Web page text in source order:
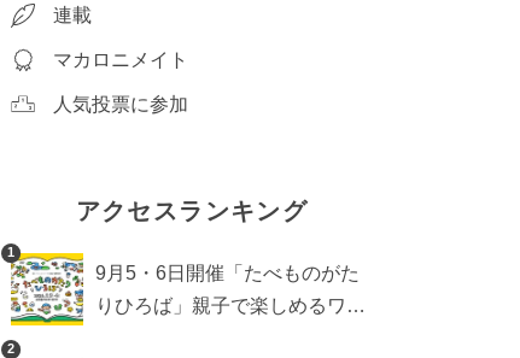
連載
マカロニメイト
人気投票に参加
アクセスランキング
1
9月5・6日開催「たべものがた
りひろば」親子で楽しめるワー
2